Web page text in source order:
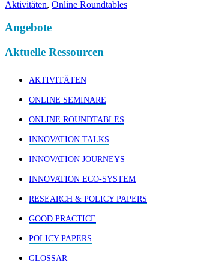
Aktivitäten, Online Roundtables
Angebote
Aktuelle Ressourcen
AKTIVITÄTEN
ONLINE SEMINARE
ONLINE ROUNDTABLES
INNOVATION TALKS
INNOVATION JOURNEYS
INNOVATION ECO-SYSTEM
RESEARCH & POLICY PAPERS
GOOD PRACTICE
POLICY PAPERS
GLOSSAR